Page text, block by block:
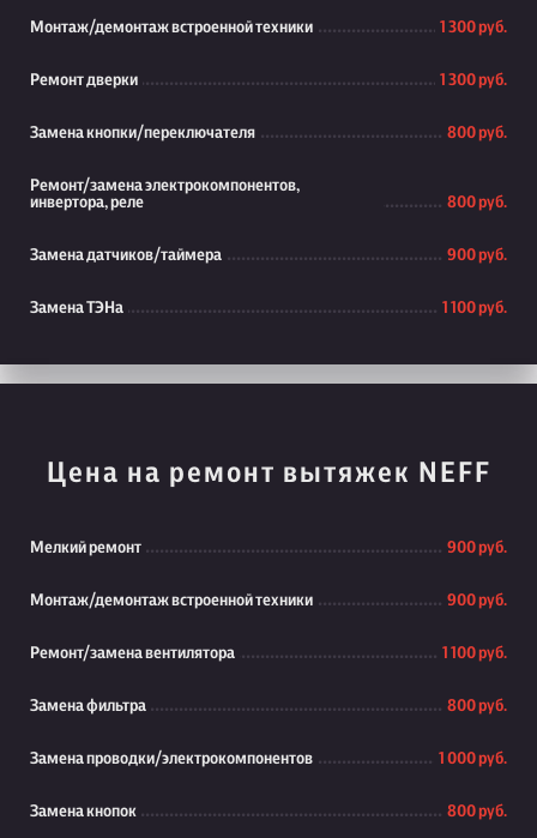
Монтаж/демонтаж встроенной техники 1 300 руб.
Ремонт дверки 1 300 руб.
Замена кнопки/переключателя 800 руб.
Ремонт/замена электрокомпонентов,
инвертора, реле
800 руб.
Замена датчиков/таймера 900 руб.
Замена ТЭНа 1 100 руб.
Цена на ремонт вытяжек NEFF
Мелкий ремонт 900 руб.
Монтаж/демонтаж встроенной техники 900 руб.
Ремонт/замена вентилятора 1 100 руб.
Замена фильтра 800 руб.
Замена проводки/электрокомпонентов 1 000 руб.
Замена кнопок 800 руб.